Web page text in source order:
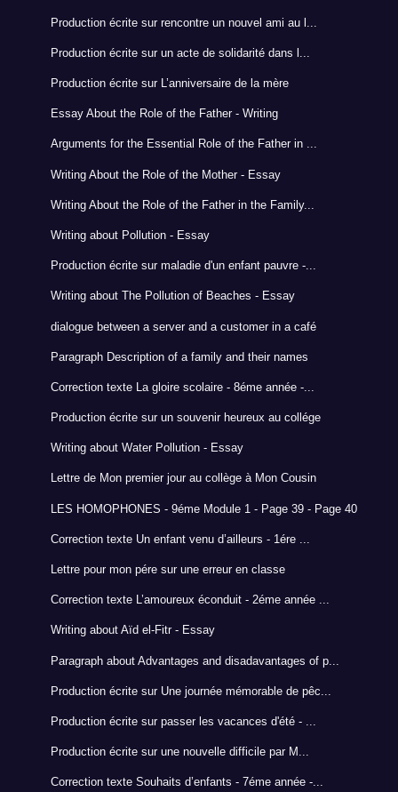
Production écrite sur rencontre un nouvel ami au l...
Production écrite sur un acte de solidarité dans l...
Production écrite sur L’anniversaire de la mère
Essay About the Role of the Father - Writing
Arguments for the Essential Role of the Father in ...
Writing About the Role of the Mother - Essay
Writing About the Role of the Father in the Family...
Writing about Pollution - Essay
Production écrite sur maladie d'un enfant pauvre -...
Writing about The Pollution of Beaches - Essay
dialogue between a server and a customer in a café
Paragraph Description of a family and their names
Correction texte La gloire scolaire - 8éme année -...
Production écrite sur un souvenir heureux au collége
Writing about Water Pollution - Essay
Lettre de Mon premier jour au collège à Mon Cousin
LES HOMOPHONES - 9éme Module 1 - Page 39 - Page 40
Correction texte Un enfant venu d’ailleurs - 1ére ...
Lettre pour mon pére sur une erreur en classe
Correction texte L’amoureux éconduit - 2éme année ...
Writing about Aïd el-Fitr - Essay
Paragraph about Advantages and disadavantages of p...
Production écrite sur Une journée mémorable de pêc...
Production écrite sur passer les vacances d'été - ...
Production écrite sur une nouvelle difficile par M...
Correction texte Souhaits d’enfants - 7éme année -...